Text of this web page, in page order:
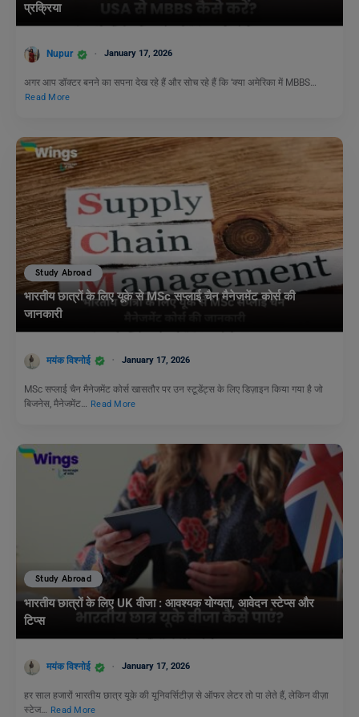
प्रक्रिया
Nupur January 17, 2026
अगर आप डॉक्टर बनने का सपना देख रहे हैं और सोच रहे हैं कि ‘क्या अमेरिका में MBBS…
Read More
Study Abroad
भारतीय छात्रों के लिए यूके से MSc सप्लाई चैन मैनेजमेंट कोर्स की
जानकारी
मयंक विश्नोई January 17, 2026
MSc सप्लाई चैन मैनेजमेंट कोर्स खासतौर पर उन स्टूडेंट्स के लिए डिज़ाइन किया गया है जो
बिजनेस, मैनेजमेंट…
Read More
Study Abroad
भारतीय छात्रों के लिए UK वीजा : आवश्यक योग्यता, आवेदन स्टेप्स और
टिप्स
मयंक विश्नोई January 17, 2026
हर साल हजारों भारतीय छात्र यूके की यूनिवर्सिटीज़ से ऑफर लेटर तो पा लेते हैं, लेकिन वीज़ा
स्टेज… Read More